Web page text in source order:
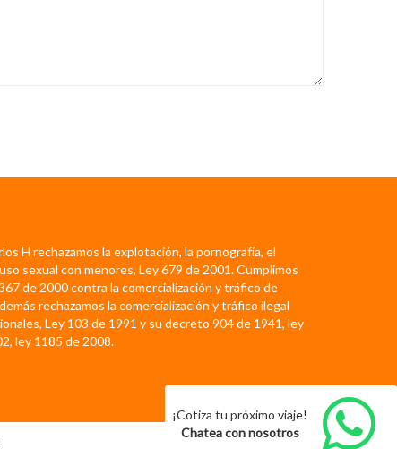
H rechazamos la explotación, la pornografía, el
sexual con menores, Ley 679 de 2001. Cumplimos
de 2000 contra la comercialización y tráfico de
rechazamos la comercialización y tráfico ilegal
Ley 103 de 1991 y su decreto 904 de 1941, ley
ley 1185 de 2008.
¡Cotiza tu próximo viaje!
Chatea con nosotros